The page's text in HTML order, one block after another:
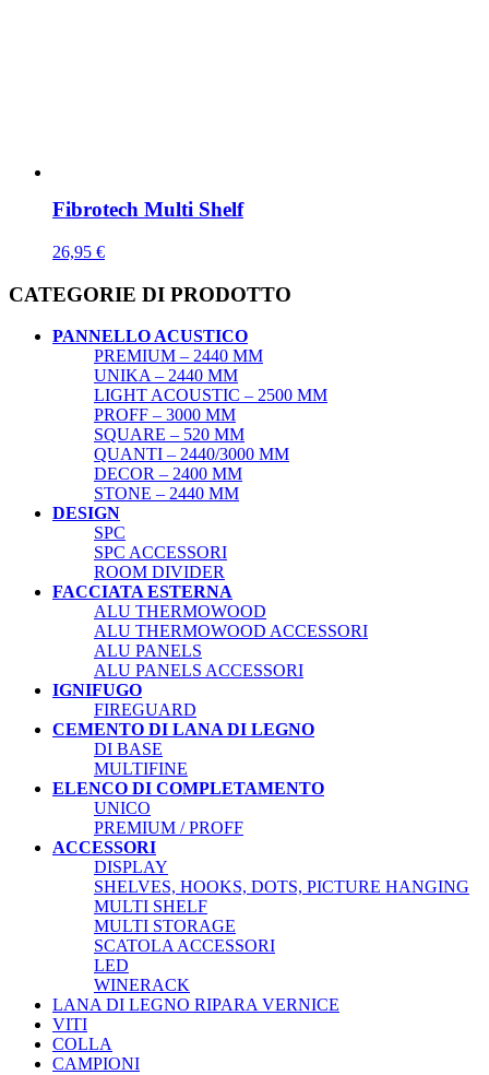
Fibrotech Multi Shelf
26,95 €
CATEGORIE DI PRODOTTO
PANNELLO ACUSTICO
PREMIUM – 2440 MM
UNIKA – 2440 MM
LIGHT ACOUSTIC – 2500 MM
PROFF – 3000 MM
SQUARE – 520 MM
QUANTI – 2440/3000 MM
DECOR – 2400 MM
STONE – 2440 MM
DESIGN
SPC
SPC ACCESSORI
ROOM DIVIDER
FACCIATA ESTERNA
ALU THERMOWOOD
ALU THERMOWOOD ACCESSORI
ALU PANELS
ALU PANELS ACCESSORI
IGNIFUGO
FIREGUARD
CEMENTO DI LANA DI LEGNO
DI BASE
MULTIFINE
ELENCO DI COMPLETAMENTO
UNICO
PREMIUM / PROFF
ACCESSORI
DISPLAY
SHELVES, HOOKS, DOTS, PICTURE HANGING
MULTI SHELF
MULTI STORAGE
SCATOLA ACCESSORI
LED
WINERACK
LANA DI LEGNO RIPARA VERNICE
VITI
COLLA
CAMPIONI